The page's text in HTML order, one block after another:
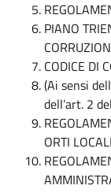
PIANO
CODICE DI
(Ai sensi
dell’art. 2
ORTI LOCALI